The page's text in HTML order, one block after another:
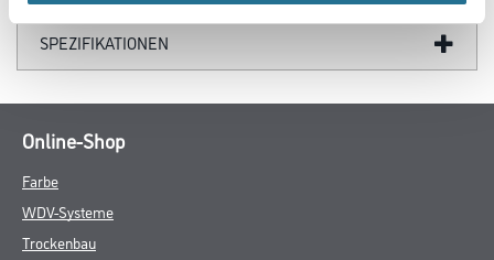
SPEZIFIKATIONEN
Online-Shop
Farbe
WDV-Systeme
Trockenbau